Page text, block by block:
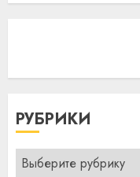
РУБРИКИ
Рубрики